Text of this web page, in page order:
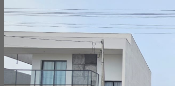
Sobre
Financiamento
Contato